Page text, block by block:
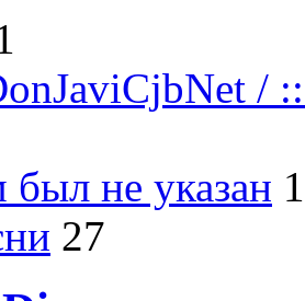
/
не указан
27